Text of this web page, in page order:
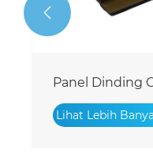
Langit-langit
pudar ringan
